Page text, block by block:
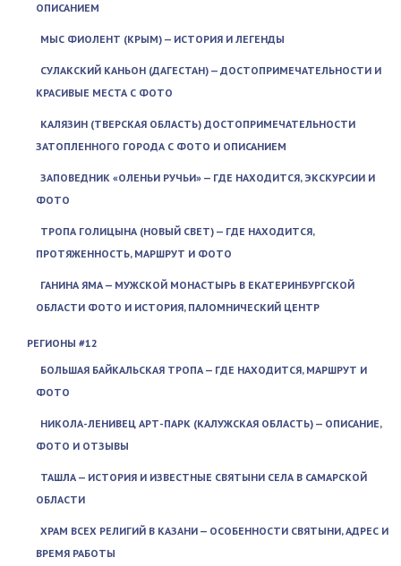
ОПИСАНИЕМ
МЫС ФИОЛЕНТ (КРЫМ) — ИСТОРИЯ И ЛЕГЕНДЫ
СУЛАКСКИЙ КАНЬОН (ДАГЕСТАН) — ДОСТОПРИМЕЧАТЕЛЬНОСТИ И
КРАСИВЫЕ МЕСТА С ФОТО
КАЛЯЗИН (ТВЕРСКАЯ ОБЛАСТЬ) ДОСТОПРИМЕЧАТЕЛЬНОСТИ
ЗАТОПЛЕННОГО ГОРОДА С ФОТО И ОПИСАНИЕМ
ЗАПОВЕДНИК «ОЛЕНЬИ РУЧЬИ» — ГДЕ НАХОДИТСЯ, ЭКСКУРСИИ И
ФОТО
ТРОПА ГОЛИЦЫНА (НОВЫЙ СВЕТ) — ГДЕ НАХОДИТСЯ,
ПРОТЯЖЕННОСТЬ, МАРШРУТ И ФОТО
ГАНИНА ЯМА — МУЖСКОЙ МОНАСТЫРЬ В ЕКАТЕРИНБУРГСКОЙ
ОБЛАСТИ ФОТО И ИСТОРИЯ, ПАЛОМНИЧЕСКИЙ ЦЕНТР
РЕГИОНЫ #12
БОЛЬШАЯ БАЙКАЛЬСКАЯ ТРОПА — ГДЕ НАХОДИТСЯ, МАРШРУТ И
ФОТО
НИКОЛА-ЛЕНИВЕЦ АРТ-ПАРК (КАЛУЖСКАЯ ОБЛАСТЬ) — ОПИСАНИЕ,
ФОТО И ОТЗЫВЫ
ТАШЛА — ИСТОРИЯ И ИЗВЕСТНЫЕ СВЯТЫНИ СЕЛА В САМАРСКОЙ
ОБЛАСТИ
ХРАМ ВСЕХ РЕЛИГИЙ В КАЗАНИ — ОСОБЕННОСТИ СВЯТЫНИ, АДРЕС И
ВРЕМЯ РАБОТЫ